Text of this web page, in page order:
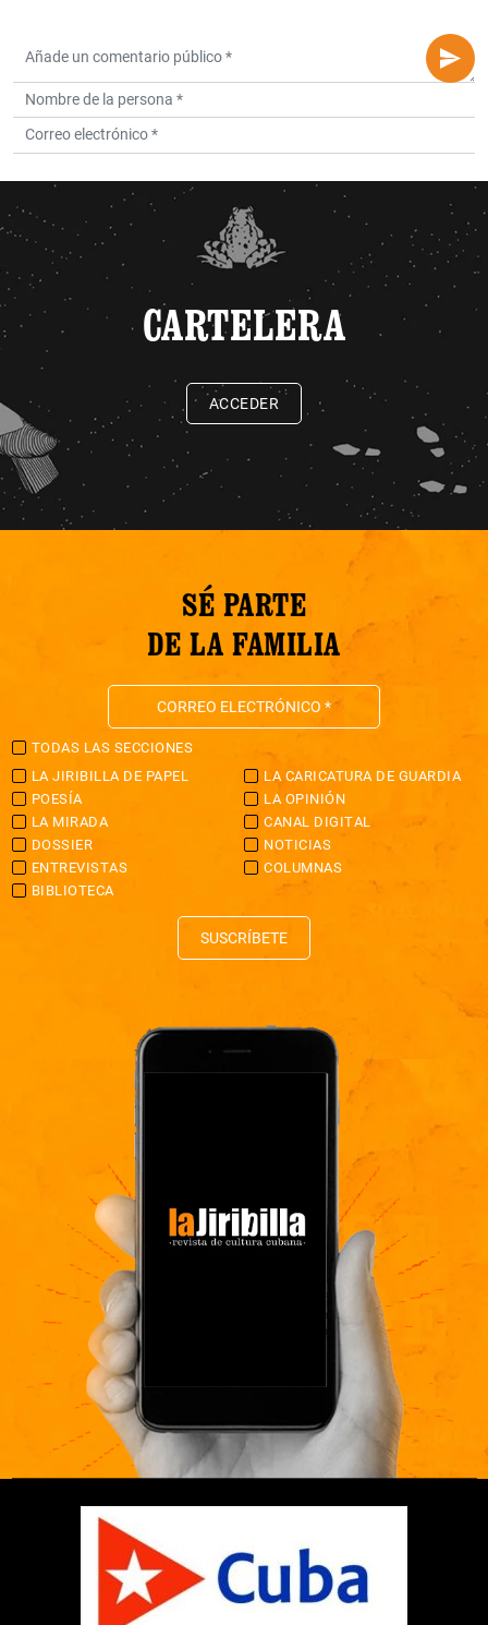
CARTELERA
ACCEDER
SÉ PARTE
DE LA FAMILIA
TODAS LAS SECCIONES
LA JIRIBILLA DE PAPEL
LA CARICATURA DE GUARDIA
POESÍA
LA OPINIÓN
LA MIRADA
CANAL DIGITAL
DOSSIER
NOTICIAS
ENTREVISTAS
COLUMNAS
BIBLIOTECA
SUSCRÍBETE